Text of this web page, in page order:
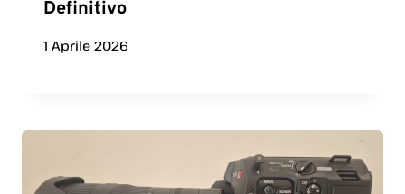
Definitivo
1 Aprile 2026